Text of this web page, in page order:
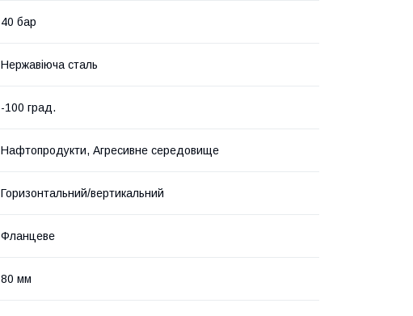
40 бар
Нержавіюча сталь
-100 град.
Нафтопродукти, Агресивне середовище
Горизонтальний/вертикальний
Фланцеве
80 мм